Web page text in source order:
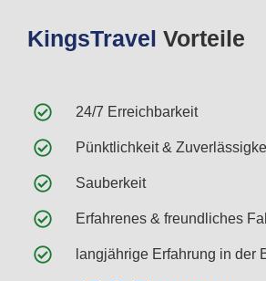
KingsTravel Vorteile
24/7 Erreichbarkeit
Pünktlichkeit &
Sauberkeit
Erfahrenes & freundliches
langjährige Erfahrung in der